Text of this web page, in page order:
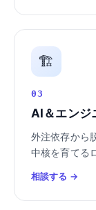
🏗️
03
AI＆エンジ
外注依存から
中核を育てる
相談する →